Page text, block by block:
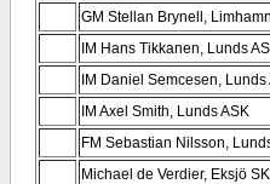
GM Stellan Brynell,
IM Hans Tikkanen, Lunds
IM Daniel Semcesen, Lunds
IM Axel Smith, Lunds ASK
FM Sebastian Nilsson,
Michael de Verdier, Eksjö SK